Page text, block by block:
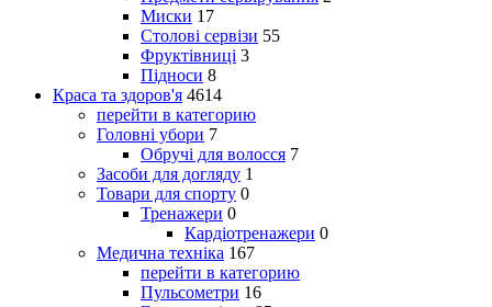
Миски 17
Столові сервізи 55
Фруктівниці 3
Підноси 8
Краса та здоров'я 4614
перейти в категорию
Головні убори 7
Обручі для волосся 7
Засоби для догляду 1
Товари для спорту 0
Тренажери 0
Кардіотренажери 0
Медична техніка 167
перейти в категорию
Пульсометри 16